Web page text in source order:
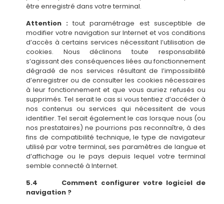
être enregistré dans votre terminal.
Attention : tout paramétrage est susceptible de
modifier votre navigation sur Internet et vos conditions
d’accès à certains services nécessitant l’utilisation de
cookies. Nous déclinons toute responsabilité
s’agissant des conséquences liées au fonctionnement
dégradé de nos services résultant de l’impossibilité
d’enregistrer ou de consulter les cookies nécessaires
à leur fonctionnement et que vous auriez refusés ou
supprimés. Tel serait le cas si vous tentiez d’accéder à
nos contenus ou services qui nécessitent de vous
identifier. Tel serait également le cas lorsque nous (ou
nos prestataires) ne pourrions pas reconnaître, à des
fins de compatibilité technique, le type de navigateur
utilisé par votre terminal, ses paramètres de langue et
d’affichage ou le pays depuis lequel votre terminal
semble connecté à Internet.
5.4 Comment configurer votre logiciel de
navigation ?